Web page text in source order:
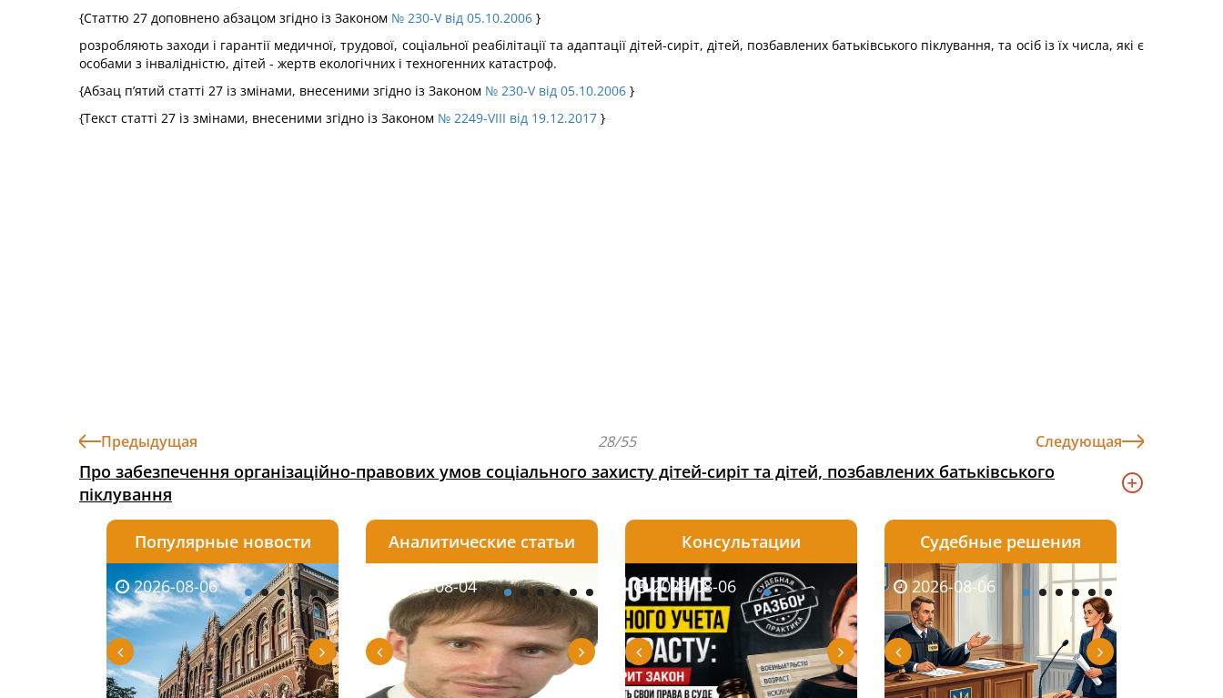
{Статтю 27 доповнено абзацом згідно із Законом № 230-V від 05.10.2006 }
розробляють заходи і гарантії медичної, трудової, соціальної реабілітації та адаптації дітей-сиріт, дітей, позбавлених батьківського піклування, та осіб із їх числа, які є
особами з інвалідністю, дітей - жертв екологічних і техногенних катастроф.
{Абзац п’ятий статті 27 із змінами, внесеними згідно із Законом № 230-V від 05.10.2006 }
{Текст статті 27 із змінами, внесеними згідно із Законом № 2249-VIII від 19.12.2017 }
Предыдущая 28/55 Следующая
Про забезпечення організаційно-правових умов соціального захисту дітей-сиріт та дітей, позбавлених батьківського
піклування
Популярные новости
2026-08-06 2026-08-06 2026-08-06 2026-08-05 2026-08-05
Аналитические статьи
2026-08-03 2026-08-04 2026-08-04 2026-08-03 2026-08-03
Консультации
2026-08-05 2026-08-06 2026-08-06 2026-08-06
Судебные решения
2026-07-30 2026-08-06